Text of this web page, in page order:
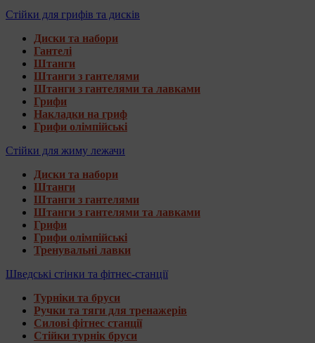
Стійки для грифів та дисків
Диски та набори
Гантелі
Штанги
Штанги з гантелями
Штанги з гантелями та лавками
Грифи
Накладки на гриф
Грифи олімпійські
Стійки для жиму лежачи
Диски та набори
Штанги
Штанги з гантелями
Штанги з гантелями та лавками
Грифи
Грифи олімпійські
Тренувальні лавки
Шведські стінки та фітнес-станції
Турніки та бруси
Ручки та тяги для тренажерів
Силові фітнес станції
Стійки турнік бруси